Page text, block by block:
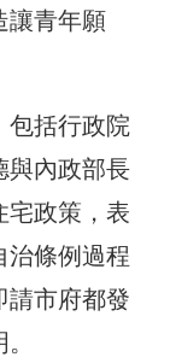
讓青年願
包括行政院
與內政部長
宅政策，表
治條例過程
請市府都發